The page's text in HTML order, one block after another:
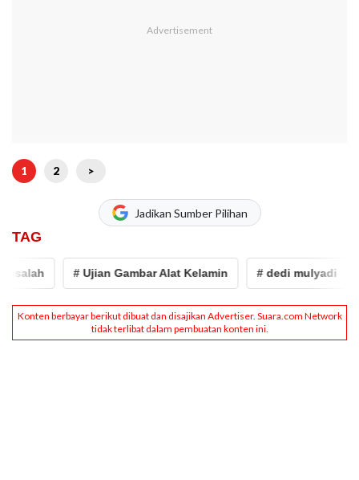
1 2 >
Jadikan Sumber Pilihan
TAG
# Ujian Gambar Alat Kelamin # dedi mulyadi